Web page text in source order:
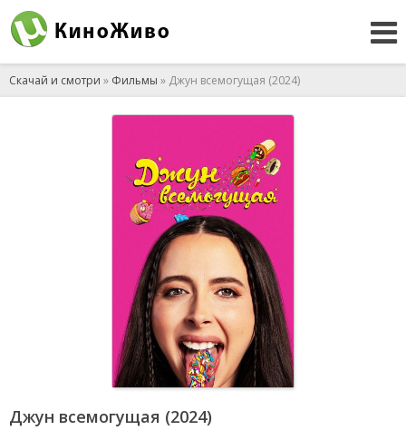
Скачай и смотри » Фильмы » Джун всемогущая (2024)
Джун всемогущая (2024)